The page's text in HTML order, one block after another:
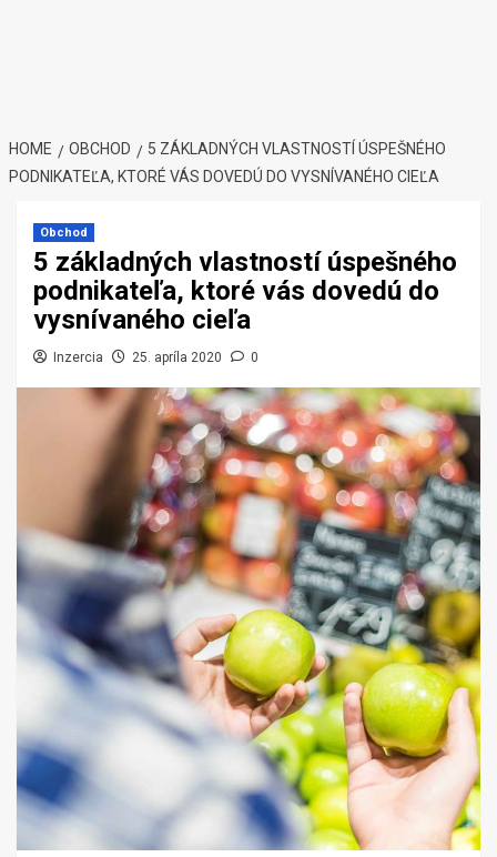
HOME OBCHOD
5 ZÁKLADNÝCH VLASTNOSTÍ ÚSPEŠNÉHO
PODNIKATEĽA, KTORÉ VÁS DOVEDÚ DO VYSNÍVANÉHO CIEĽA
Obchod
5 základných vlastností úspešného
podnikateľa, ktoré vás dovedú do
vysnívaného cieľa
Inzercia 25. apríla 2020 0